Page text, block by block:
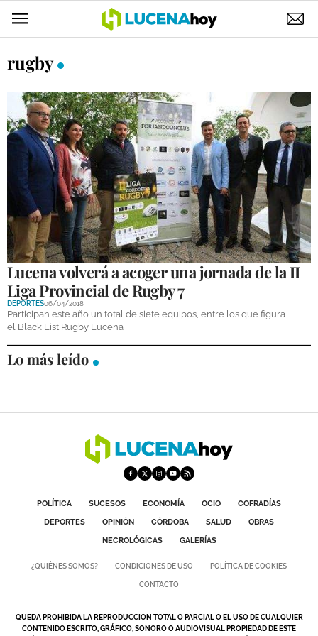
POLÍTICA
ELECCIONES
SUCESOS
ECONOMÍA
DESARROLLO LOCAL
LUCENA EMPRESAS
OCIO
COFRADÍAS
DEPORTES
COMPETICIONES
OPINIÓN
VENTANA CIUDADANA
PROVINCIA
SALUD
NECROLÓGICAS
rugby
Lucena volverá a acoger una jornada de la II
Liga Provincial de Rugby 7
DEPORTES06/04/2018
Participan este año un total de siete equipos, entre los que figura
el Black List Rugby Lucena
Lo más leído
POLÍTICA SUCESOS ECONOMÍA OCIO
COFRADÍAS
DEPORTES
OPINIÓN CÓRDOBA SALUD
OBRAS
NECROLÓGICAS
GALERÍAS
¿QUIÉNES SOMOS? CONDICIONES DE USO POLÍTICA DE COOKIES
CONTACTO
QUEDA PROHIBIDA LA REPRODUCCION TOTAL O PARCIAL O EL USO DE CUALQUIER
CONTENIDO ESCRITO, GRÁFICO, SONORO O AUDIOVISUAL PROPIEDAD DE ESTE